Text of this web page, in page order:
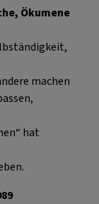
Ökumene
machen
hat